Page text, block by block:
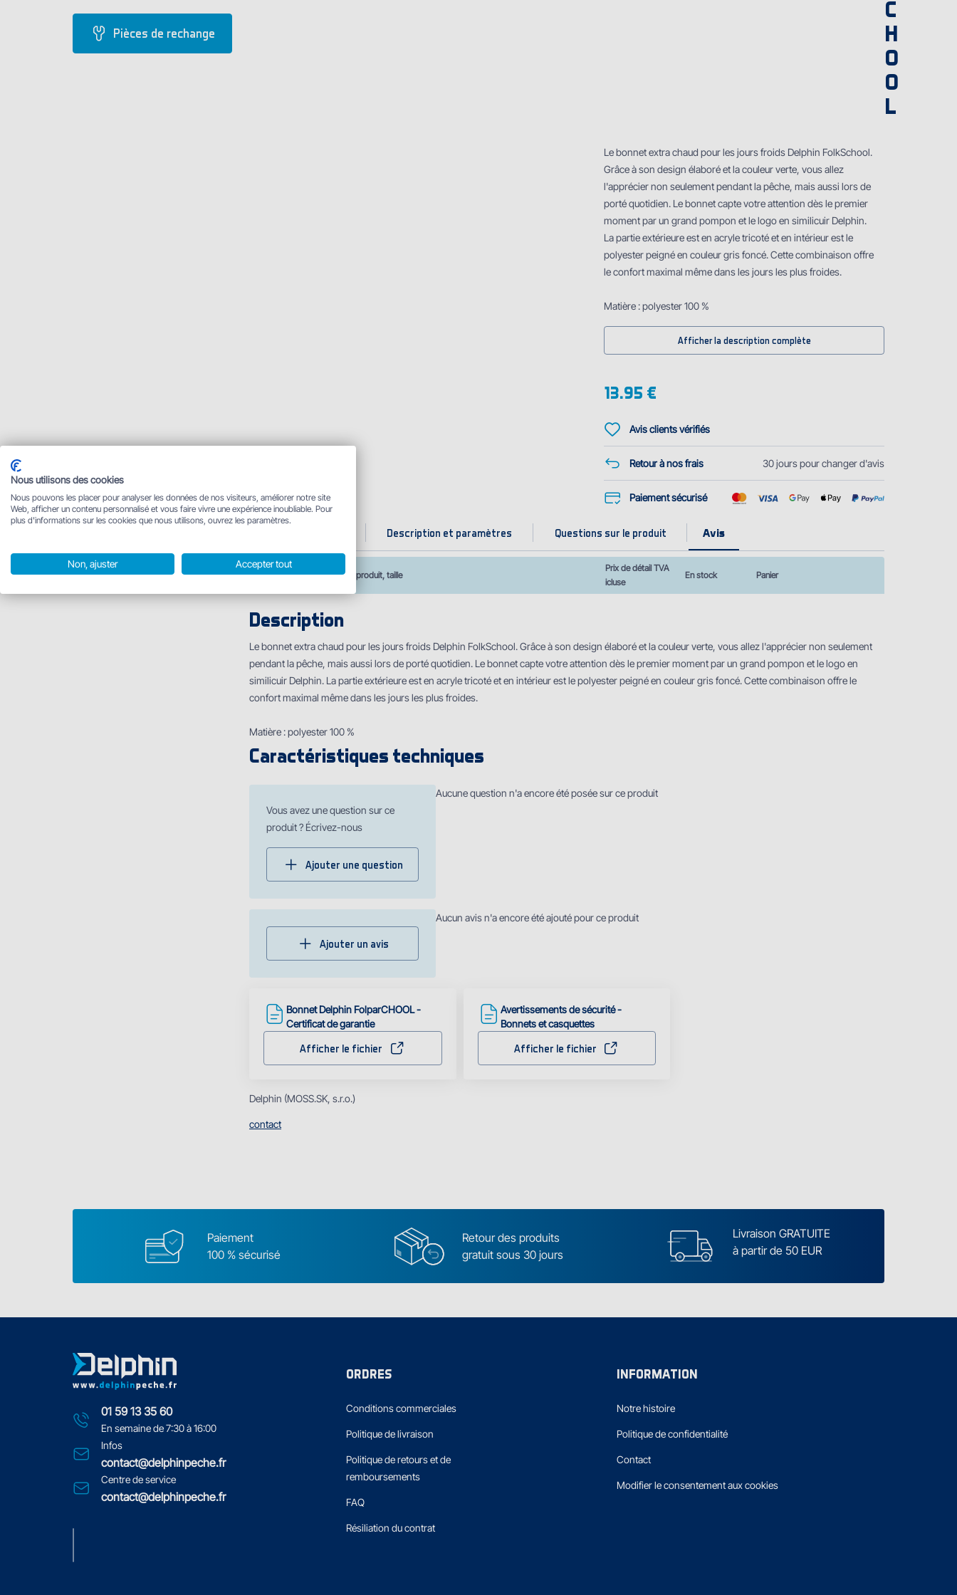
Pièces de rechange
C
H
O
O
L
Le bonnet extra chaud pour les jours froids Delphin FolkSchool.
Grâce à son design élaboré et la couleur verte, vous allez
l'apprécier non seulement pendant la pêche, mais aussi lors de
porté quotidien. Le bonnet capte votre attention dès le premier
moment par un grand pompon et le logo en similicuir Delphin.
La partie extérieure est en acryle tricoté et en intérieur est le
polyester peigné en couleur gris foncé. Cette combinaison offre
le confort maximal même dans les jours les plus froides.
Matière : polyester 100 %
Afficher la description complète
13.95 €
Avis clients vérifiés
Retour à nos frais 30 jours pour changer d'avis
Paiement sécurisé
Description et paramètres Questions sur le produit
Réf. produit Nom du produit, taille
Prix de détail TVA
icluse
En stock Panier
Description
Le bonnet extra chaud pour les jours froids Delphin FolkSchool. Grâce à son design élaboré et la couleur verte, vous allez l'apprécier non seulement
pendant la pêche, mais aussi lors de porté quotidien. Le bonnet capte votre attention dès le premier moment par un grand pompon et le logo en
similicuir Delphin. La partie extérieure est en acryle tricoté et en intérieur est le polyester peigné en couleur gris foncé. Cette combinaison offre le
confort maximal même dans les jours les plus froides.
Matière : polyester 100 %
Caractéristiques techniques
Vous avez une question sur ce
produit ? Écrivez-nous
Ajouter une question
Aucune question n'a encore été posée sur ce produit
Ajouter un avis
Aucun avis n'a encore été ajouté pour ce produit
Bonnet Delphin FolparCHOOL -
Certificat de garantie
Afficher le fichier
Avertissements de sécurité -
Bonnets et casquettes
Afficher le fichier
Delphin (MOSS.SK, s.r.o.)
contact
Paiement
100 % sécurisé
Retour des produits
gratuit sous 30 jours
Livraison GRATUITE
à partir de 50 EUR
01 59 13 35 60
En semaine de 7:30 à 16:00
Infos
contact@delphinpeche.fr
Centre de service
contact@delphinpeche.fr
ORDRES
Conditions commerciales
Politique de livraison
Politique de retours et de
remboursements
FAQ
Résiliation du contrat
INFORMATION
Notre histoire
Politique de confidentialité
Contact
Modifier le consentement aux cookies
Nous utilisons des cookies
Nous pouvons les placer pour analyser les données de nos visiteurs, améliorer notre site
Web, afficher un contenu personnalisé et vous faire vivre une expérience inoubliable. Pour
plus d'informations sur les cookies que nous utilisons, ouvrez les paramètres.
Non, ajuster Accepter tout